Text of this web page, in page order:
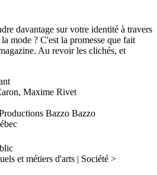
davantage sur votre identité à travers
mode ? C'est la promesse que fait
Au revoir les clichés, et
Maxime Rivet
Bazzo Bazzo
et métiers d'arts | Société >